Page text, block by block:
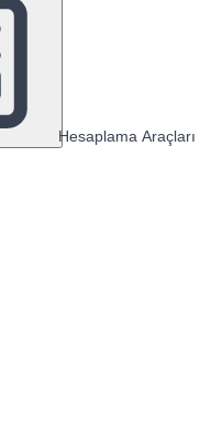
Hesaplama Araçları